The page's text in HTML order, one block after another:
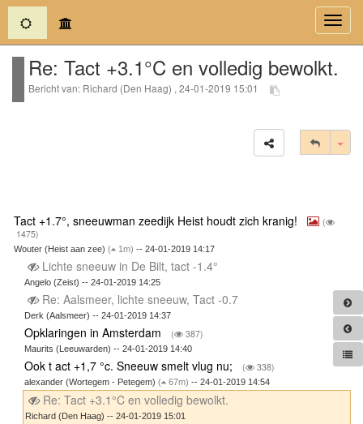
(current)
Re: Tact +3.1°C en volledig bewolkt.
Bericht van: Richard (Den Haag) , 24-01-2019 15:01
Tact +1.7°, sneeuwman zeedijk Heist houdt zich kranig!
(
1475)
Wouter (Heist aan zee) ( 1m) -- 24-01-2019 14:17
Lichte sneeuw in De Bilt, tact -1.4°
Angelo (Zeist) -- 24-01-2019 14:25
Re: Aalsmeer, lichte sneeuw, Tact -0.7
Derk (Aalsmeer) -- 24-01-2019 14:37
Opklaringen in Amsterdam ( 387)
Maurits (Leeuwarden) -- 24-01-2019 14:40
Ook t act +1,7 °c. Sneeuw smelt vlug nu; ( 338)
alexander (Wortegem - Petegem) ( 67m) -- 24-01-2019 14:54
Re: Tact +3.1°C en volledig bewolkt.
Richard (Den Haag) -- 24-01-2019 15:01